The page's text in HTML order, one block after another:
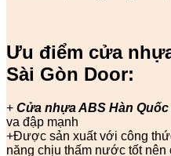
Ưu điểm cửa
Sài Gòn Door:
+ Cửa nhựa ABS Hàn Quốc
va đập mạnh
+Được sản xuất với công
năng chịu thấm nước tốt nên